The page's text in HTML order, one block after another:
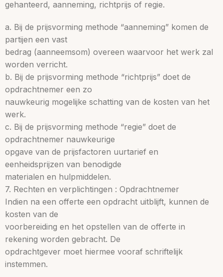
gehanteerd, aanneming, richtprijs of regie.
a. Bij de prijsvorming methode “aanneming” komen de
partijen een vast
bedrag (aanneemsom) overeen waarvoor het werk zal
worden verricht.
b. Bij de prijsvorming methode “richtprijs” doet de
opdrachtnemer een zo
nauwkeurig mogelijke schatting van de kosten van het
werk.
c. Bij de prijsvorming methode “regie” doet de
opdrachtnemer nauwkeurige
opgave van de prijsfactoren uurtarief en
eenheidsprijzen van benodigde
materialen en hulpmiddelen.
7. Rechten en verplichtingen : Opdrachtnemer
Indien na een offerte een opdracht uitblijft, kunnen de
kosten van de
voorbereiding en het opstellen van de offerte in
rekening worden gebracht. De
opdrachtgever moet hiermee vooraf schriftelijk
instemmen.